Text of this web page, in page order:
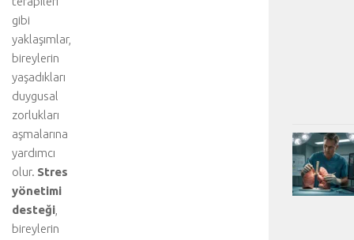
gibi
yaklaşımlar,
bireylerin
yaşadıkları
duygusal
zorlukları
aşmalarına
yardımcı
olur. Stres
yönetimi
desteği
bireylerin